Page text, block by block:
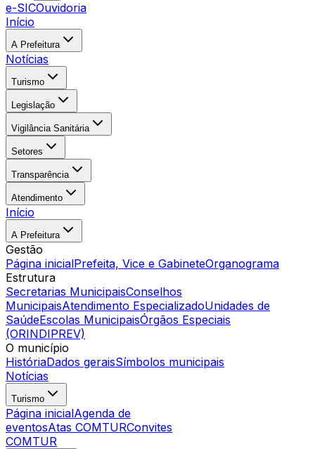
e-SICOuvidoria
Início
A Prefeitura
Notícias
Turismo
Legislação
Vigilância Sanitária
Setores
Transparência
Atendimento
Início
A Prefeitura
Gestão
Página inicialPrefeita, Vice e GabineteOrganograma
Estrutura
Secretarias MunicipaisConselhos
MunicipaisAtendimento EspecializadoUnidades de
SaúdeEscolas MunicipaisÓrgãos Especiais
(ORINDIPREV)
O município
HistóriaDados geraisSímbolos municipais
Notícias
Turismo
Página inicialAgenda de
eventosAtas COMTURConvites
COMTUR